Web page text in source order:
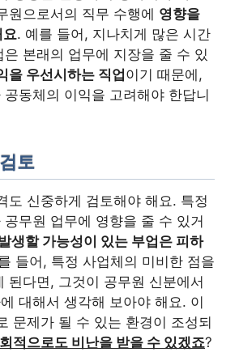
원으로서의 직무 수행에 영향을
요. 예를 들어, 지나치게 많은 시간
본래의 업무에 지장을 줄 수 있
을 우선시하는 직업 이기 때문에,
동체의 이익을 고려해야 한답니
토
도 신중하게 검토해야 해요. 특정
무원 업무에 영향을 줄 수 있거
생할 가능성이 있는 부업은 피하
들어, 특정 사업체의 미비한 점을
된다면, 그것이 공무원 신분에서
대해서 생각해 보아야 해요. 이
문제가 될 수 있는 환경이 조성되
적으로도 비난을 받을 수 있겠죠?